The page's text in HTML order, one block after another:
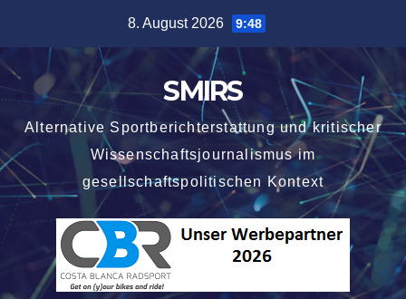
springen
8. August 2026 9:48
SMIRS
Alternative Sportberichterstattung und kritischer
Wissenschaftsjournalismus im
gesellschaftspolitischen Kontext